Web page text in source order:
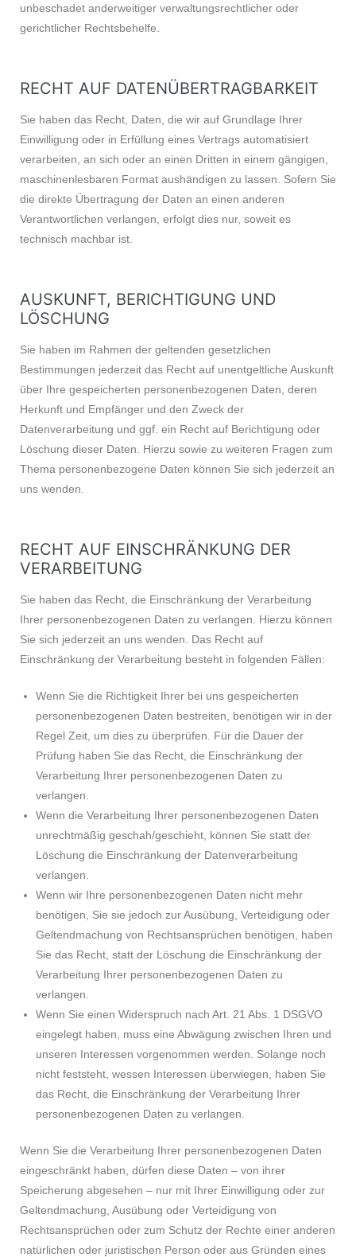
unbeschadet anderweitiger verwaltungsrechtlicher oder
gerichtlicher Rechtsbehelfe.
RECHT AUF DATEN­ÜBERTRAG­BARKEIT
Sie haben das Recht, Daten, die wir auf Grundlage Ihrer
Einwilligung oder in Erfüllung eines Vertrags automatisiert
verarbeiten, an sich oder an einen Dritten in einem gängigen,
maschinenlesbaren Format aushändigen zu lassen. Sofern Sie
die direkte Übertragung der Daten an einen anderen
Verantwortlichen verlangen, erfolgt dies nur, soweit es
technisch machbar ist.
AUSKUNFT, BERICHTIGUNG UND
LÖSCHUNG
Sie haben im Rahmen der geltenden gesetzlichen
Bestimmungen jederzeit das Recht auf unentgeltliche Auskunft
über Ihre gespeicherten personenbezogenen Daten, deren
Herkunft und Empfänger und den Zweck der
Datenverarbeitung und ggf. ein Recht auf Berichtigung oder
Löschung dieser Daten. Hierzu sowie zu weiteren Fragen zum
Thema personenbezogene Daten können Sie sich jederzeit an
uns wenden.
RECHT AUF EINSCHRÄNKUNG DER
VERARBEITUNG
Sie haben das Recht, die Einschränkung der Verarbeitung
Ihrer personenbezogenen Daten zu verlangen. Hierzu können
Sie sich jederzeit an uns wenden. Das Recht auf
Einschränkung der Verarbeitung besteht in folgenden Fällen:
Wenn Sie die Richtigkeit Ihrer bei uns gespeicherten
personenbezogenen Daten bestreiten, benötigen wir in der
Regel Zeit, um dies zu überprüfen. Für die Dauer der
Prüfung haben Sie das Recht, die Einschränkung der
Verarbeitung Ihrer personenbezogenen Daten zu
verlangen.
Wenn die Verarbeitung Ihrer personenbezogenen Daten
unrechtmäßig geschah/geschieht, können Sie statt der
Löschung die Einschränkung der Datenverarbeitung
verlangen.
Wenn wir Ihre personenbezogenen Daten nicht mehr
benötigen, Sie sie jedoch zur Ausübung, Verteidigung oder
Geltendmachung von Rechtsansprüchen benötigen, haben
Sie das Recht, statt der Löschung die Einschränkung der
Verarbeitung Ihrer personenbezogenen Daten zu
verlangen.
Wenn Sie einen Widerspruch nach Art. 21 Abs. 1 DSGVO
eingelegt haben, muss eine Abwägung zwischen Ihren und
unseren Interessen vorgenommen werden. Solange noch
nicht feststeht, wessen Interessen überwiegen, haben Sie
das Recht, die Einschränkung der Verarbeitung Ihrer
personenbezogenen Daten zu verlangen.
Wenn Sie die Verarbeitung Ihrer personenbezogenen Daten
eingeschränkt haben, dürfen diese Daten – von ihrer
Speicherung abgesehen – nur mit Ihrer Einwilligung oder zur
Geltendmachung, Ausübung oder Verteidigung von
Rechtsansprüchen oder zum Schutz der Rechte einer anderen
natürlichen oder juristischen Person oder aus Gründen eines